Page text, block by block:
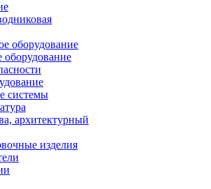
оборудование
оборудование
системы
архитектурный
изделия